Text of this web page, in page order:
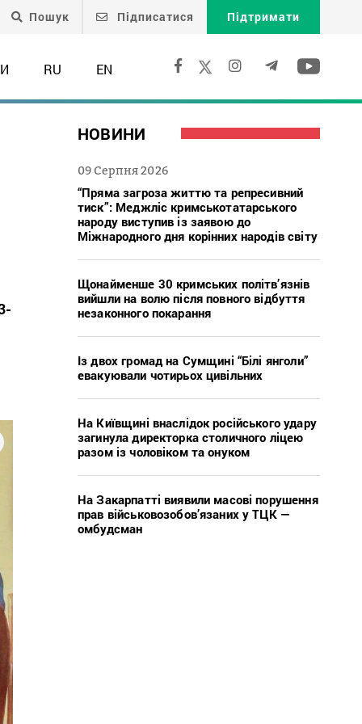
Пошук Підписатися Підтримати
RU EN
НОВИНИ
09 Серпня 2026
“Пряма загроза життю та репресивний
тиск”: Меджліс кримськотатарського
народу виступив із заявою до
Міжнародного дня корінних народів світу
Щонайменше 30 кримських політв’язнів
вийшли на волю після повного відбуття
незаконного покарання
Із двох громад на Сумщині “Білі янголи”
евакуювали чотирьох цивільних
На Київщині внаслідок російського удару
загинула директорка столичного ліцею
разом із чоловіком та онуком
На Закарпатті виявили масові порушення
прав військовозобов’язаних у ТЦК —
омбудсман